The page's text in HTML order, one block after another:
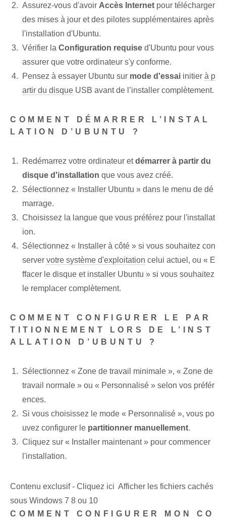
Assurez-vous d'avoir Accès Internet pour télécharger
des mises à jour et des pilotes supplémentaires après
l'installation d'Ubuntu.
Vérifier la Configuration requise d'Ubuntu pour vous
assurer que votre ordinateur s'y conforme.
Pensez à essayer Ubuntu sur mode d'essai initier à p
artir du disque USB avant de l’installer complètement.
COMMENT DÉMARRER L’INSTAL
LATION D’UBUNTU ?
Redémarrez votre ordinateur etdémarrer à partir du
disque d'installation que vous avez créé.
Sélectionnez « Installer Ubuntu » dans le menu de dé
marrage.
Choisissez la langue que vous préférez pour l'installat
ion.
Sélectionnez « Installer à côté » si vous souhaitez con
server votre système d'exploitation celui actuel, ou « E
ffacer le disque et installer Ubuntu » si vous souhaitez
le remplacer complètement.
COMMENT CONFIGURER LE PAR
TITIONNEMENT LORS DE L’INST
ALLATION D’UBUNTU ?
Sélectionnez « Zone de travail minimale », « Zone de
travail normale » ou « Personnalisé » selon vos préfér
ences.
Si vous choisissez le mode « Personnalisé », vous po
uvez configurer le partitionner manuellement.
Cliquez sur « Installer maintenant » pour commencer
l'installation.
Contenu exclusif - Cliquez ici Afficher les fichiers cachés
sous Windows 7 8 ou 10
COMMENT CONFIGURER MON CO